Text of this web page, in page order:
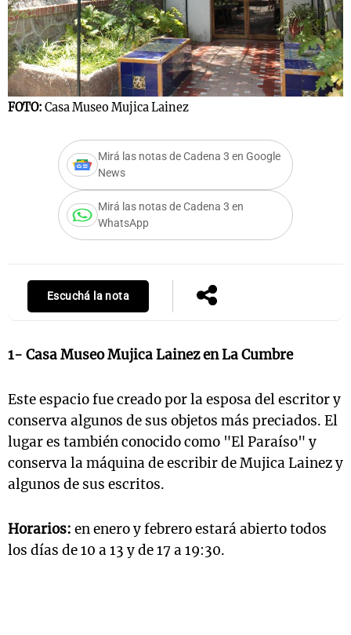
FOTO: Casa Museo Mujica Lainez
Mirá las notas de Cadena 3 en Google
News
Mirá las notas de Cadena 3 en
WhatsApp
Escuchá la nota
1- Casa Museo Mujica Lainez en La Cumbre
Este espacio fue creado por la esposa del escritor y
conserva algunos de sus objetos más preciados. El
lugar es también conocido como "El Paraíso" y
conserva la máquina de escribir de Mujica Lainez y
algunos de sus escritos.
Horarios: en enero y febrero estará abierto todos
los días de 10 a 13 y de 17 a 19:30.